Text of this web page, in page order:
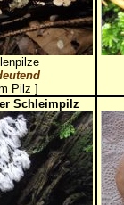
Pilz ]
Schleimpilz